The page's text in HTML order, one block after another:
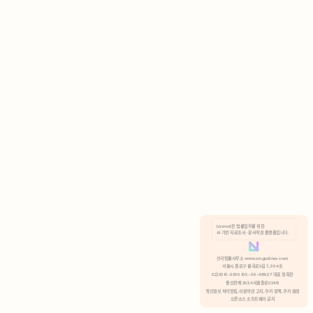
분석 쿠키 허용
Lawvot은 법률업무를 위한
AI 기반 자료조사 · 문서작성 플랫폼입니다.
안국법률사무소 www.anguklaw.com
서울시 종로구 율곡로2길 7, 304호
02)3210-3330 105-05-48527 대표 정희찬
통신판매 2024서울종로0248
개인정보 처리방침, 이용약관 고지, 쿠키 정책, 쿠키 설정
오픈소스 소프트웨어 공지